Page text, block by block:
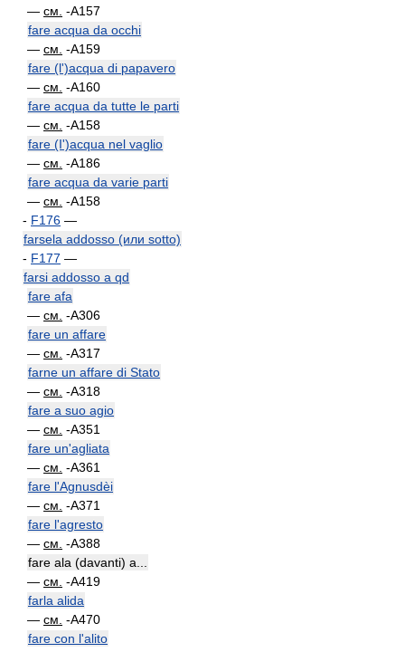
— см. -A157
fare acqua da occhi
— см. -A159
fare (l')acqua di papavero
— см. -A160
fare acqua da tutte le parti
— см. -A158
fare (I')acqua nel vaglio
— см. -A186
fare acqua da varie parti
— см. -A158
- F176 —
farsela addosso (или sotto)
- F177 —
farsi addosso a qd
fare afa
— см. -A306
fare un affare
— см. -A317
farne un affare di Stato
— см. -A318
fare a suo agio
— см. -A351
fare un'agliata
— см. -A361
fare l'Agnusdèi
— см. -A371
fare l'agresto
— см. -A388
fare ala (davanti) a...
— см. -A419
farla alida
— см. -A470
fare con l'alito